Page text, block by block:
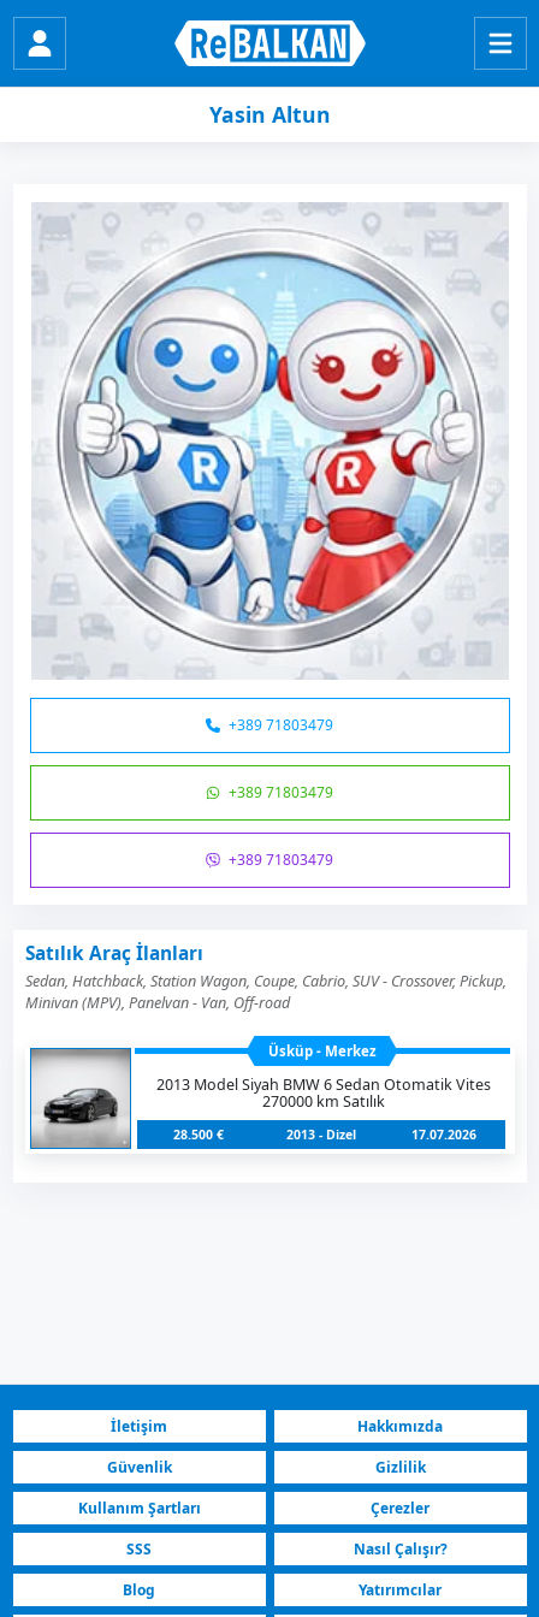
Yasin Altun
+389 71803479
+389 71803479
+389 71803479
Satılık Araç İlanları
Sedan, Hatchback, Station Wagon, Coupe, Cabrio, SUV - Crossover, Pickup,
Minivan (MPV), Panelvan - Van, Off-road
Üsküp - Merkez
2013 Model Siyah BMW 6 Sedan Otomatik Vites
270000 km Satılık
28.500 € 2013 - Dizel 17.07.2026
İletişim
Hakkımızda
Güvenlik
Gizlilik
Kullanım Şartları
Çerezler
SSS
Nasıl Çalışır?
Blog
Yatırımcılar